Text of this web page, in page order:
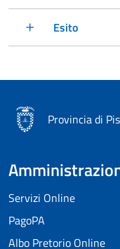
Esito
Provincia di
Servizi Online
PagoPA
Albo Pretorio Online